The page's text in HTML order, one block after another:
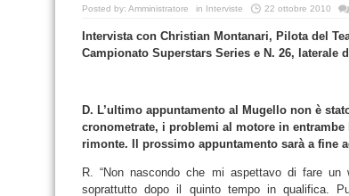
Posted by: Amministratore in Interviste 22 ottobre 2010
Intervista con Christian Montanari, Pilota del
Campionato Superstars Series e N. 26, laterale
D. L’ultimo appuntamento al Mugello non è
cronometrate, i problemi al motore in
rimonte. Il prossimo appuntamento sarà a fine
R. “Non nascondo che mi aspettavo di fare un
soprattutto dopo il quinto tempo in qualifica.